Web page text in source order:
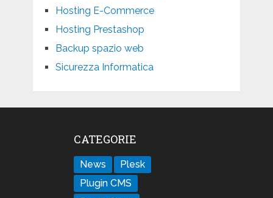
Hosting E-Commerce
Hosting Prestashop
Backup spazio web
Sicurezza Informatica
CATEGORIE
News
Plesk
Plugin CMS